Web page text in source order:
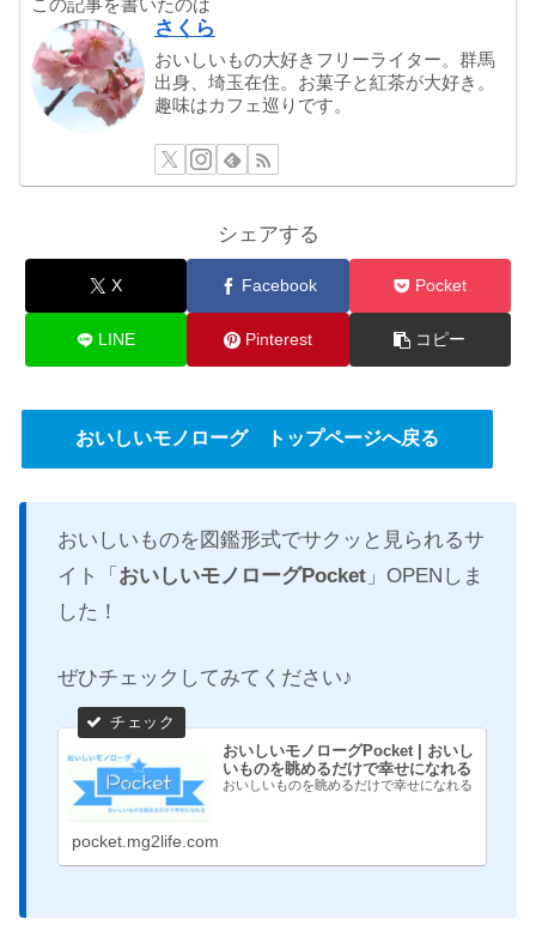
さくら
おいしいもの大好きフリーライター。群馬
出身、埼玉在住。お菓子と紅茶が大好き。
趣味はカフェ巡りです。
シェアする
X Facebook Pocket
LINE Pinterest コピー
おいしいモノローグ トップページへ戻る
おいしいものを図鑑形式でサクッと見られるサ
イト「 おいしいモノローグPocket」OPENしま
した！
ぜひチェックしてみてください♪
おいしいモノローグPocket | おいし
いものを眺めるだけで幸せになれる
おいしいものを眺めるだけで幸せになれる
pocket.mg2life.com